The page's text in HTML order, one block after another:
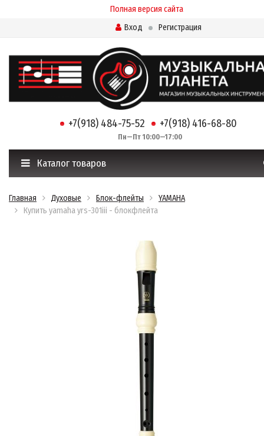
Полная версия сайта
Вход
Регистрация
+7(918) 484-75-52 +7(918) 416-68-80
Пн—Пт 10:00—17:00
Каталог товаров
Главная Духовые Блок-флейты
YAMAHA
Купить yamaha yrs-301iii - блокфлейта